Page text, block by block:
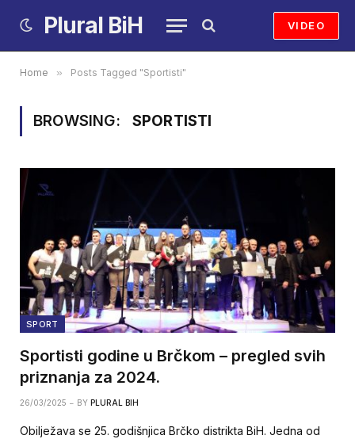
Plural BiH VIDEO
Home » Posts Tagged "Sportisti"
BROWSING: SPORTISTI
SPORT
Sportisti godine u Brčkom – pregled svih
priznanja za 2024.
26/03/2025 BY PLURAL BIH
Obilježava se 25. godišnjica Brčko distrikta BiH. Jedna od